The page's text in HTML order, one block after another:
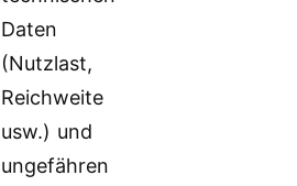
Daten
(Nutzlast,
Reichweite
usw.) und
ungefähren